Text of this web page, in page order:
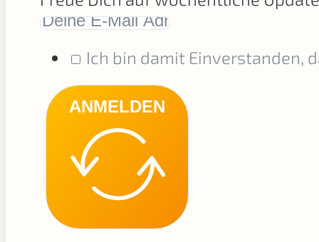
Ich bin damit Einverstanden,
ANMELDEN